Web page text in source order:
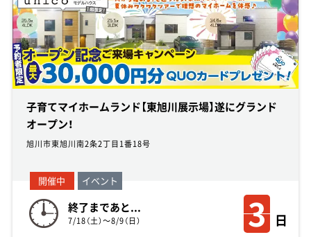
子育てマイホームランド【東旭川展示場】遂にグランド
オープン！
旭川市東旭川南2条2丁目1番18号
開催中 イベント
終了まであと...
7/18（土）～8/9（日） 3 日